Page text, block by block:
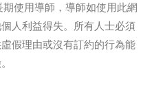
使用導師，導師如使用此網
人利益得失。所有人士必須
假理由或沒有訂約的行為能